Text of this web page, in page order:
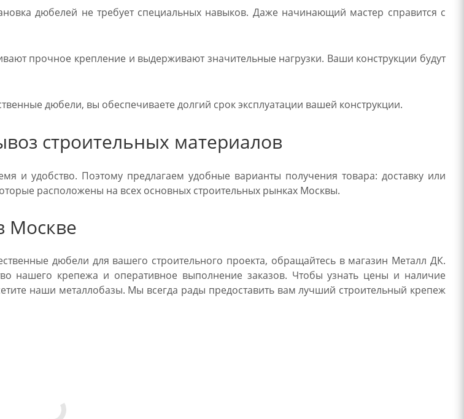
дюбелей не требует специальных навыков. Даже начинающий мастер справится с
прочное крепление и выдерживают значительные нагрузки. Ваши конструкции будут
дюбели, вы обеспечиваете долгий срок эксплуатации вашей конструкции.
строительных материалов
и удобство. Поэтому предлагаем удобные варианты получения товара: доставку или
расположены на всех основных строительных рынках Москвы.
Москве
дюбели для вашего строительного проекта, обращайтесь в магазин Металл ДК.
нашего крепежа и оперативное выполнение заказов. Чтобы узнать цены и наличие
наши металлобазы. Мы всегда рады предоставить вам лучший строительный крепеж